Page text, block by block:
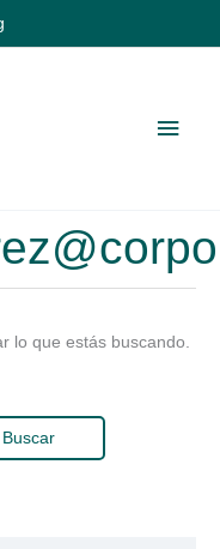
lo que estás buscando.